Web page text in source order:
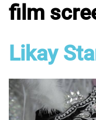
film
Likay